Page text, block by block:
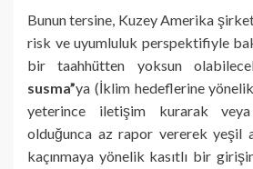
Bunun tersine, Kuzey Amerika
risk ve uyumluluk perspektifiyle
bir taahhütten yoksun
susma”ya (İklim hedeflerine
yeterince iletişim kurarak
olduğunca az rapor vererek yeşil
kaçınmaya yönelik kasıtlı bir